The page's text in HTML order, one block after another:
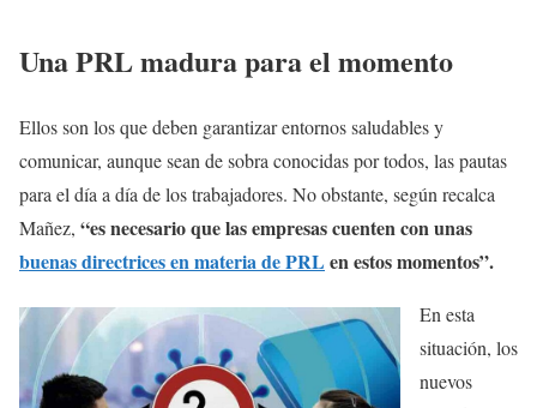
Una PRL madura para el momento
Ellos son los que deben garantizar entornos saludables y
comunicar, aunque sean de sobra conocidas por todos, las pautas
para el día a día de los trabajadores. No obstante, según recalca
Mañez, “es necesario que las empresas cuenten con unas
buenas directrices en materia de PRL en estos momentos”.
En esta
situación, los
nuevos